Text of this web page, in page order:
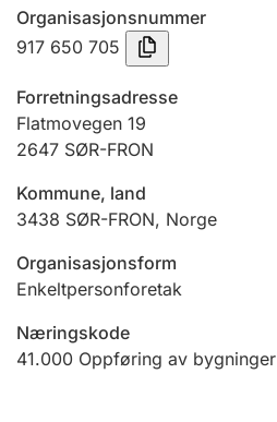
Tinglysing
Jeger
Ektepaktveileder
Offentlig sektor
Organisasjonsnummer
917 650 705
Forretningsadresse
Flatmovegen 19
2647 SØR-FRON
Kommune, land
3438 SØR-FRON, Norge
Organisasjonsform
Enkeltpersonforetak
Næringskode
41.000 Oppføring av bygninger